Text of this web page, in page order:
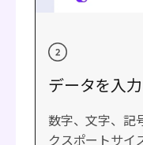
データを入
数字、文字、記
クスポートサイ